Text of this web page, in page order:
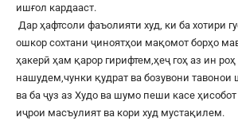
ишғол кардааст.
Дар ҳафтсоли фаъолияти худ, ки ба хотири
ошкор сохтани ҷиноятҳои мақомот борҳо
ҳакерӣ ҳам қарор гирифтем,ҳеҷ гоҳ аз ин
нашудем,чунки қудрат ва бозувони тавонои
ва ба ҷуз аз Худо ва шумо пеши касе
иҷрои масъулият ва кори худ мустақилем.